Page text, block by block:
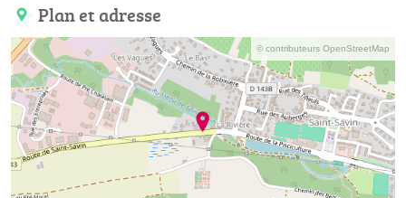
Plan et adresse
© contributeurs OpenStreetMap